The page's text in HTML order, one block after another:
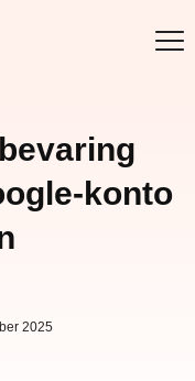
konto
2025